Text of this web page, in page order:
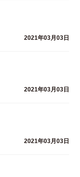
2021年03月03日
2021年03月03日
2021年03月03日